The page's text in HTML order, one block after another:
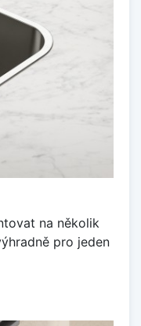
na několik
pro jeden